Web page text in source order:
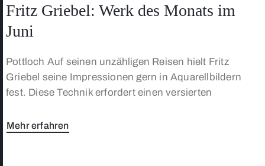
Fritz Griebel: Werk des Monats im
Juni
Pottloch Auf seinen unzähligen Reisen hielt Fritz
Griebel seine Impressionen gern in Aquarellbildern
fest. Diese Technik erfordert einen versierten
Mehr erfahren